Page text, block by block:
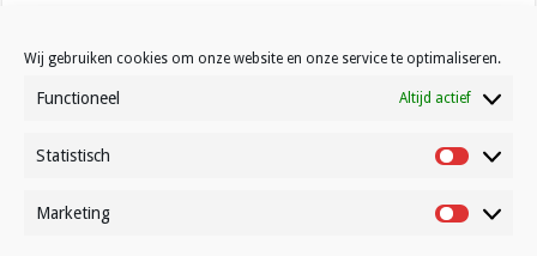
Wij gebruiken cookies om onze website en onze service te optimaliseren.
Functioneel Altijd actief
Statistisch Statistisch
Marketing
Contact